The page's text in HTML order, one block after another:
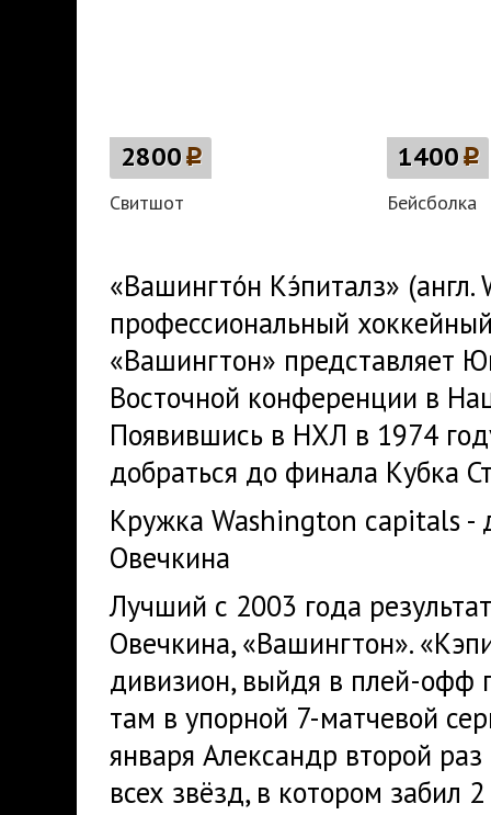
2800p
Свитшот
1400p
Бейсболка
«Вашингто́н Кэ́питалз»
профессиональный
«Вашингтон» представляет
Восточной конференции в
Появившись в НХЛ в 1974
добраться до финала Кубка
Кружка Washington capitals -
Овечкина
Лучший с 2003 года
Овечкина, «Вашингтон».
дивизион, выйдя в плей-офф
там в упорной 7-матчевой
января Александр второй
всех звёзд, в котором забил